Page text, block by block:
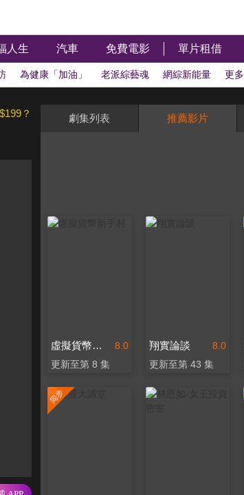
人生 汽車 免費電影 單片租借
為健康「加油」 老派綜藝魂 網綜新能量 更多
？ 劇集列表 推薦影片
8.0
虛擬貨幣新手村
更新至第 8 集
8.0
翔實論談
更新至第 43 集